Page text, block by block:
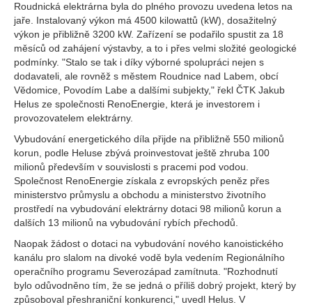
Roudnická elektrárna byla do plného provozu uvedena letos na
jaře. Instalovaný výkon má 4500 kilowattů (kW), dosažitelný
výkon je přibližně 3200 kW. Zařízení se podařilo spustit za 18
měsíců od zahájení výstavby, a to i přes velmi složité geologické
podmínky. "Stalo se tak i díky výborné spolupráci nejen s
dodavateli, ale rovněž s městem Roudnice nad Labem, obcí
Vědomice, Povodím Labe a dalšími subjekty," řekl ČTK Jakub
Helus ze společnosti RenoEnergie, která je investorem i
provozovatelem elektrárny.
Vybudování energetického díla přijde na přibližně 550 milionů
korun, podle Heluse zbývá proinvestovat ještě zhruba 100
milionů především v souvislosti s pracemi pod vodou.
Společnost RenoEnergie získala z evropských peněz přes
ministerstvo průmyslu a obchodu a ministerstvo životního
prostředí na vybudování elektrárny dotaci 98 milionů korun a
dalších 13 milionů na vybudování rybích přechodů.
Naopak žádost o dotaci na vybudování nového kanoistického
kanálu pro slalom na divoké vodě byla vedením Regionálního
operačního programu Severozápad zamítnuta. "Rozhodnutí
bylo odůvodněno tím, že se jedná o příliš dobrý projekt, který by
způsoboval přeshraniční konkurenci," uvedl Helus. V